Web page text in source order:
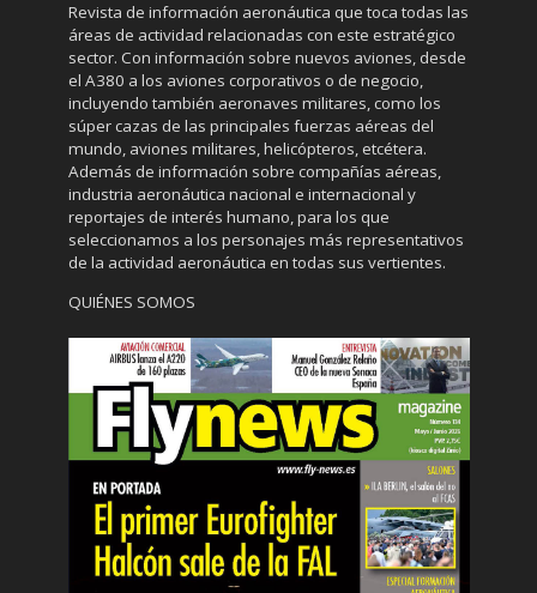
Revista de información aeronáutica que toca todas las
áreas de actividad relacionadas con este estratégico
sector. Con información sobre nuevos aviones, desde
el A380 a los aviones corporativos o de negocio,
incluyendo también aeronaves militares, como los
súper cazas de las principales fuerzas aéreas del
mundo, aviones militares, helicópteros, etcétera.
Además de información sobre compañías aéreas,
industria aeronáutica nacional e internacional y
reportajes de interés humano, para los que
seleccionamos a los personajes más representativos
de la actividad aeronáutica en todas sus vertientes.
QUIÉNES SOMOS